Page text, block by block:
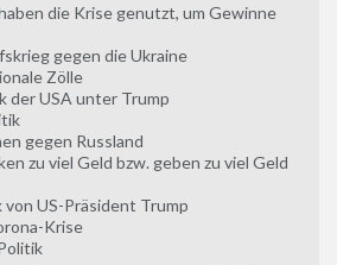
die Krise genutzt, um Gewinne
gegen die Ukraine
Zölle
der USA unter Trump
gegen Russland
zu viel Geld bzw. geben zu viel Geld
US-Präsident Trump
Krise